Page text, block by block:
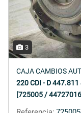
3
CAJA CAMBIOS
220 CDI - D
[725005 /